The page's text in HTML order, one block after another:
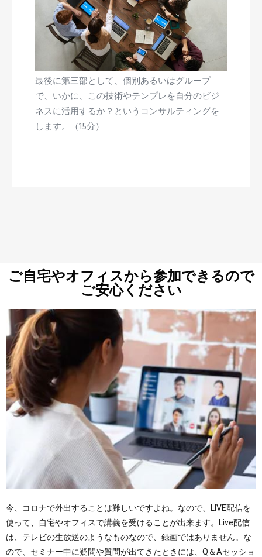
最後に第三部として、個別あるいはグループ
で、いかに、この技術やテンプレを自分のビジ
ネスに活用するか？というコンサルティングを
します。
（15分）
ご自宅やオフィスから参加できるので
ご安心ください
今、コロナで外出することは難しいですよね。なので、LIVE配信を
使って、自宅やオフィスで講義を受けることが出来ます。Live配信
は、テレビの生放送のようなものなので、録画ではありません。な
ので、セミナー中に疑問や質問が出てきたときには、Q＆Aセッショ